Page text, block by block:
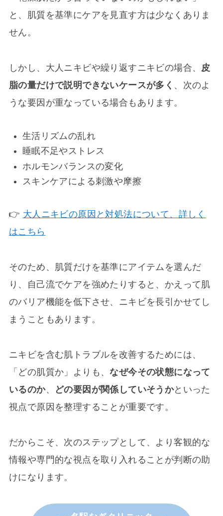
と、肌質を基準にケアを見直す方は少なくありま
せん。
しかし、大人ニキビや繰り返すニキビの場合、 皮
脂の量だけで説明できないケースが多く 、次のよ
うな要因が重なっている場合もあります。
生活リズムの乱れ
睡眠不足やストレス
ホルモンバランスの変化
スキンケアによる刺激や摩擦
👉 大人ニキビの原因と対処法について、詳しく
はこちら
そのため、肌質だけを基準にアイテムを選んだ
り、自己流でケアを強めたりすると、かえって肌
のバリア機能を低下させ、ニキビを長引かせてし
まうこともあります。
ニキビを含む肌トラブルを改善するためには、
「どの肌質か」よりも、なぜ今その状態になって
いるのか、 どの要因が関係していそうかといった
視点で原因を整理することが重要です。
だからこそ、次のステップとして、より客観的な
情報や専門的な視点を取り入れることが判断の助
けになります。